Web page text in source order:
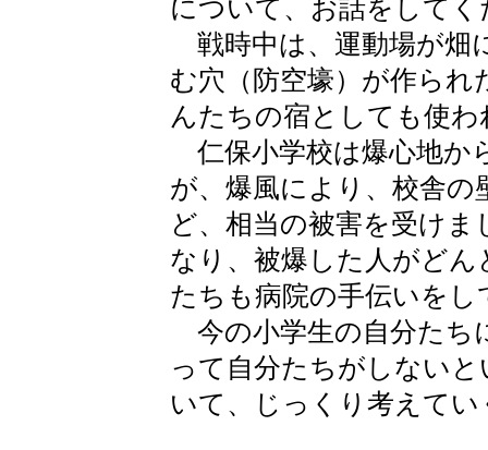
について、お話をして
戦時中は、運動場が畑
む穴（防空壕）が作ら
んたちの宿としても使
仁保小学校は爆心地か
が、爆風により、校舎の
ど、相当の被害を受け
なり、被爆した人がど
たちも病院の手伝いをし
今の小学生の自分たち
って自分たちがしない
いて、じっくり考えて